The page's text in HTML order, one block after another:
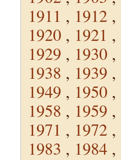
1911 , 1912 ,
1920 , 1921 ,
1929 , 1930 ,
1938 , 1939 ,
1949 , 1950 ,
1958 , 1959 ,
1971 , 1972 ,
1983 , 1984 ,